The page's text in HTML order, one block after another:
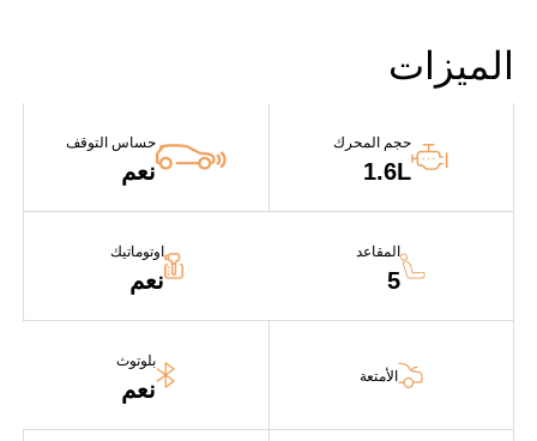
الميزات
حجم المحرك
1.6L
حساس التوقف
نعم
المقاعد
5
اوتوماتيك
نعم
الأمتعة
بلوتوث
نعم